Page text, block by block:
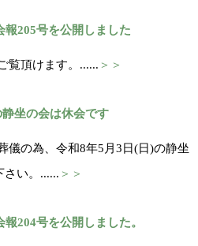
報205号を公開しました
覧頂けます。...... ＞＞
坐の会は休会です
儀の為、令和8年5月3日(日)の静坐
さい。...... ＞＞
報204号を公開しました。